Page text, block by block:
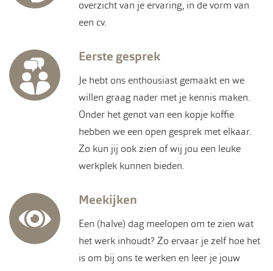
overzicht van je ervaring, in de vorm van
een cv.
Eerste gesprek
Je hebt ons enthousiast gemaakt en we
willen graag nader met je kennis maken.
Onder het genot van een kopje koffie
hebben we een open gesprek met elkaar.
Zo kun jij ook zien of wij jou een leuke
werkplek kunnen bieden.
Meekijken
Een (halve) dag meelopen om te zien wat
het werk inhoudt? Zo ervaar je zelf hoe het
is om bij ons te werken en leer je jouw